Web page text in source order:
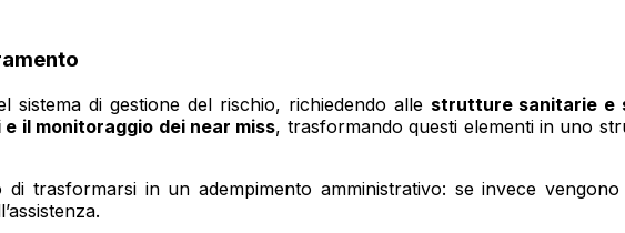
di gestione del rischio, richiedendo alle strutture sanitarie e
il monitoraggio dei near miss, trasformando questi elementi in uno
trasformarsi in un adempimento amministrativo: se invece